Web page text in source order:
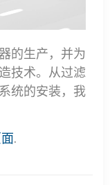
的生产，并为
技术。从过滤
统的安装，我
.